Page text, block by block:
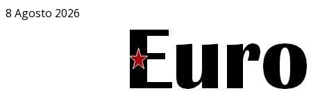
Salta
8 Agosto 2026